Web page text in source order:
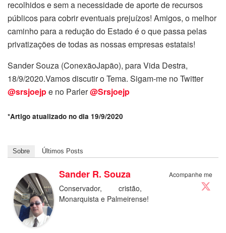
recolhidos e sem a necessidade de aporte de recursos
públicos para cobrir eventuais prejuízos! Amigos, o melhor
caminho para a redução do Estado é o que passa pelas
privatizações de todas as nossas empresas estatais!
Sander Souza (ConexãoJapão), para Vida Destra,
18/9/2020.Vamos discutir o Tema. Sigam-me no Twitter
@srsjoejpe no Parler@Srsjoejp
*Artigo atualizado no dia 19/9/2020
Sobre Últimos Posts
Acompanhe me
Sander R. Souza
Conservador, cristão,
Monarquista e Palmeirense!